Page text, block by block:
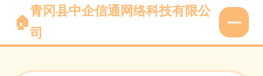
青冈县中企信通网络科技有限公
司